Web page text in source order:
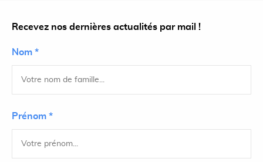
Recevez nos dernières actualités par mail !
Nom *
Prénom *